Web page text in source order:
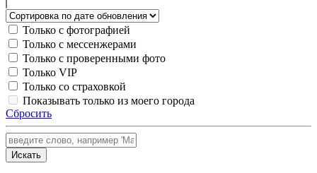
Только с фотографией
Только с мессенжерами
Только с проверенными фото
Только VIP
Только со страховкой
Показывать только из моего города
Сбросить
Искать